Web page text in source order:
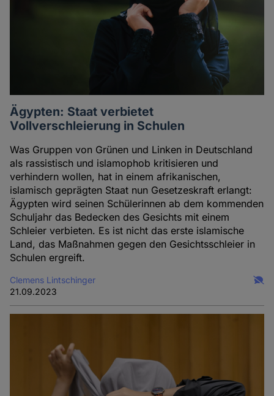
Ägypten: Staat verbietet
Vollverschleierung in Schulen
Was Gruppen von Grünen und Linken in Deutschland
als rassistisch und islamophob kritisieren und
verhindern wollen, hat in einem afrikanischen,
islamisch geprägten Staat nun Gesetzeskraft erlangt:
Ägypten wird seinen Schülerinnen ab dem kommenden
Schuljahr das Bedecken des Gesichts mit einem
Schleier verbieten. Es ist nicht das erste islamische
Land, das Maßnahmen gegen den Gesichtsschleier in
Schulen ergreift.
Clemens Lintschinger
21.09.2023